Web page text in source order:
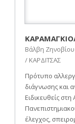
Βάλβη
/ ΚΑΡΔΙΤΣΑΣ
Πρότυπο
διάγνωσης και
Ειδικευθείς
έλεγχος,